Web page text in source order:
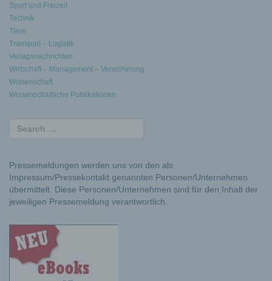
Sport und Freizeit
Technik
Tiere
Transport – Logistik
Verlagsnachrichten
Wirtschaft – Management – Versicherung
Wissenschaft
Wissenschaftliche Publikationen
Pressemeldungen werden uns von den als
Impressum/Pressekontakt genannten Personen/Unternehmen
übermittelt. Diese Personen/Unternehmen sind für den Inhalt der
jeweiligen Pressemeldung verantwortlich.